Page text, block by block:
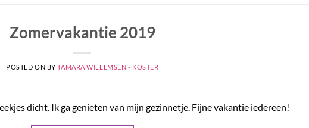
Zomervakantie 2019
POSTED ON BYTAMARA WILLEMSEN - KOSTER
dicht. Ik ga genieten van mijn gezinnetje. Fijne vakantie iedereen!